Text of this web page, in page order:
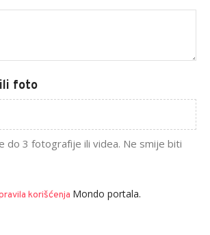
foto
do 3 fotografije ili videa. Ne smije biti
korišćenja Mondo portala.